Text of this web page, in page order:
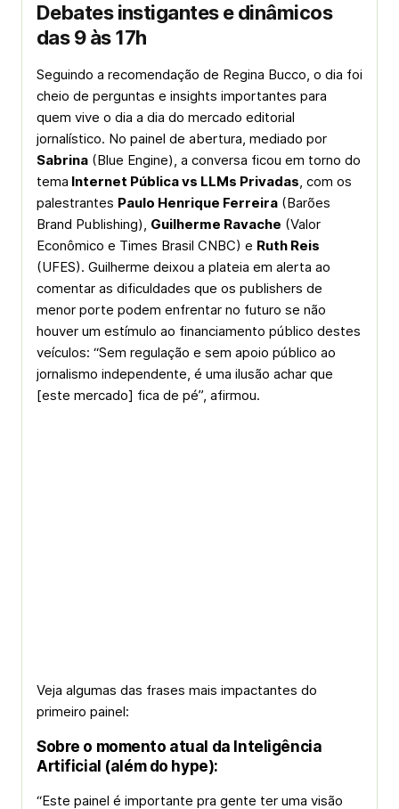
Debates instigantes e dinâmicos
das 9 às 17h
Seguindo a recomendação de Regina Bucco, o dia foi
cheio de perguntas e insights importantes para
quem vive o dia a dia do mercado editorial
jornalístico. No painel de abertura, mediado por
Sabrina (Blue Engine), a conversa ficou em torno do
tema Internet Pública vs LLMs Privadas, com os
palestrantes Paulo Henrique Ferreira (Barões
Brand Publishing), Guilherme Ravache (Valor
Econômico e Times Brasil CNBC) e Ruth Reis
(UFES). Guilherme deixou a plateia em alerta ao
comentar as dificuldades que os publishers de
menor porte podem enfrentar no futuro se não
houver um estímulo ao financiamento público destes
veículos: “Sem regulação e sem apoio público ao
jornalismo independente, é uma ilusão achar que
[este mercado] fica de pé”, afirmou.
Veja algumas das frases mais impactantes do
primeiro painel:
Sobre o momento atual da Inteligência
Artificial (além do hype):
“Este painel é importante pra gente ter uma visão